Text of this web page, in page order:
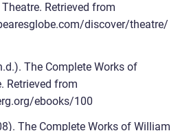
Theatre. Retrieved from
discover/theatre/
The Complete Works of
Retrieved from
ebooks/100
The Complete Works of William